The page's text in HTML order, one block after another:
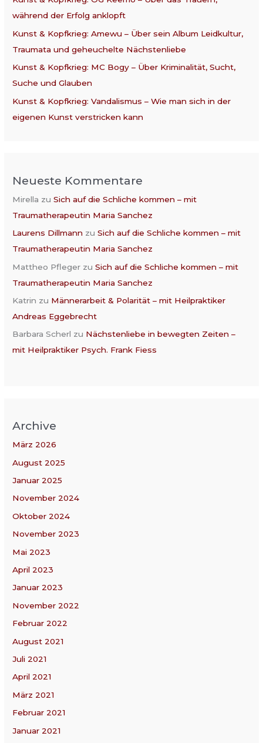
während der Erfolg anklopft
Kunst & Kopfkrieg: Amewu – Über sein Album Leidkultur,
Traumata und geheuchelte Nächstenliebe
Kunst & Kopfkrieg: MC Bogy – Über Kriminalität, Sucht,
Suche und Glauben
Kunst & Kopfkrieg: Vandalismus – Wie man sich in der
eigenen Kunst verstricken kann
Neueste Kommentare
Mirella zuSich auf die Schliche kommen – mit
Traumatherapeutin Maria Sanchez
Laurens Dillmann zuSich auf die Schliche kommen – mit
Traumatherapeutin Maria Sanchez
Mattheo Pfleger zuSich auf die Schliche kommen – mit
Traumatherapeutin Maria Sanchez
Katrin zu Männerarbeit & Polarität – mit Heilpraktiker
Andreas Eggebrecht
Barbara Scherl zu Nächstenliebe in bewegten Zeiten –
mit Heilpraktiker Psych. Frank Fiess
Archive
März 2026
August 2025
Januar 2025
November 2024
Oktober 2024
November 2023
Mai 2023
April 2023
Januar 2023
November 2022
Februar 2022
August 2021
Juli 2021
April 2021
März 2021
Februar 2021
Januar 2021